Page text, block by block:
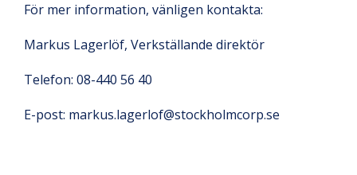
För mer information, vänligen kontakta:
Markus Lagerlöf, Verkställande direktör
Telefon: 08-440 56 40
E-post: markus.lagerlof@stockholmcorp.se